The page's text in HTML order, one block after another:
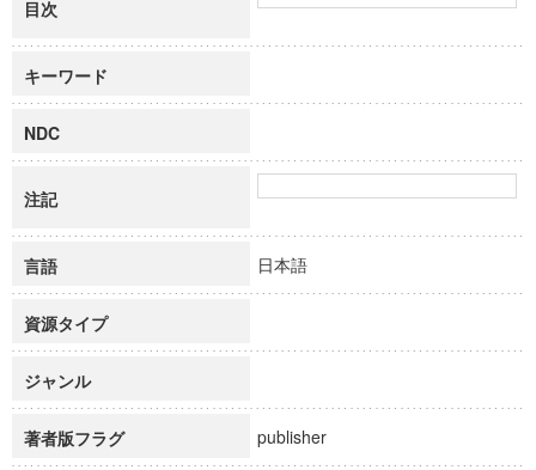
目次
キーワード
NDC
注記
言語 日本語
資源タイプ
ジャンル
著者版フラグ publisher